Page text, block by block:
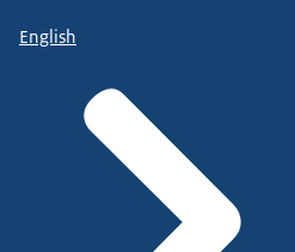
English